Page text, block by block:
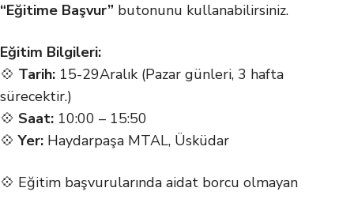
“Eğitime Başvur” butonunu kullanabilirsiniz.
Eğitim Bilgileri:
💠 Tarih: 15-29Aralık (Pazar günleri, 3 hafta
sürecektir.)
💠 Saat: 10:00 – 15:50
💠Yer: Haydarpaşa MTAL, Üsküdar
💠 Eğitim başvurularında aidat borcu olmayan